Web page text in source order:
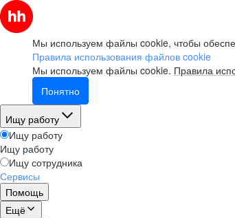
Мы используем файлы cookie, чтобы
Правила использования файлов cookie
Мы используем файлы cookie. Правила
Понятно
Ищу работу
Ищу работу
Ищу работу
Ищу сотрудника
Сервисы
Помощь
Ещё